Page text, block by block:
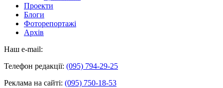
Проекти
Блоги
Фоторепортажі
Архів
Наш e-mail:
Телефон редакції: (095) 794-29-25
Реклама на сайті: (095) 750-18-53